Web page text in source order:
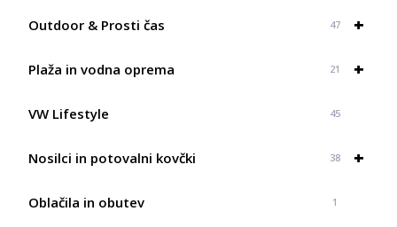
+
Outdoor & Prosti čas 47
+
Plaža in vodna oprema 21
VW Lifestyle 45
+
Nosilci in potovalni kovčki 38
Oblačila in obutev 1